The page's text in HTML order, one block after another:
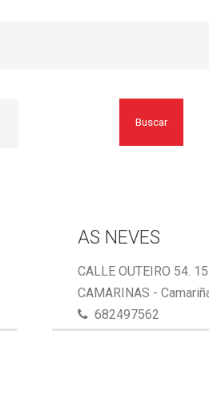
Buscar
AS NEVES
CALLE OUTEIRO 54.
CAMARINAS -
682497562